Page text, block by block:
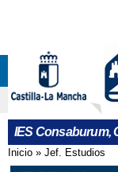
IES Consaburum,
Se
Inicio » Jef. Estudios